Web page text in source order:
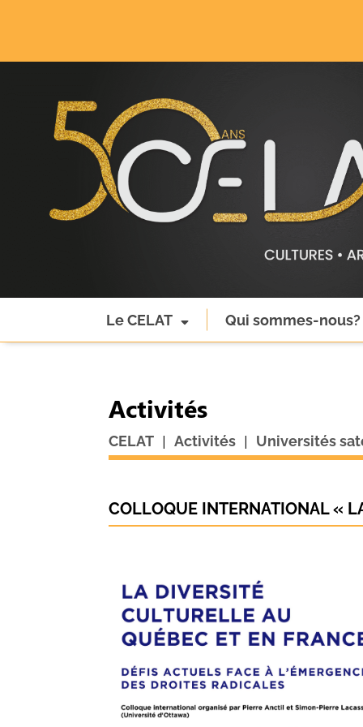
Le CELAT Qui sommes-nous?
Activités
CELAT | Activités | Universités
COLLOQUE INTERNATIONAL «